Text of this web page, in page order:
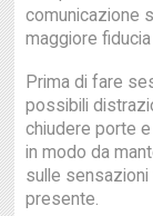
comunicazione
maggiore
Prima di fare
possibili
chiudere porte
in modo da
sulle
presente.